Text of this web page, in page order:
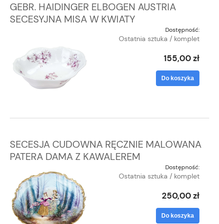
GEBR. HAIDINGER ELBOGEN AUSTRIA
SECESYJNA MISA W KWIATY
Dostępność:
Ostatnia sztuka / komplet
155,00 zł
Do koszyka
SECESJA CUDOWNA RĘCZNIE MALOWANA
PATERA DAMA Z KAWALEREM
Dostępność:
Ostatnia sztuka / komplet
250,00 zł
Do koszyka